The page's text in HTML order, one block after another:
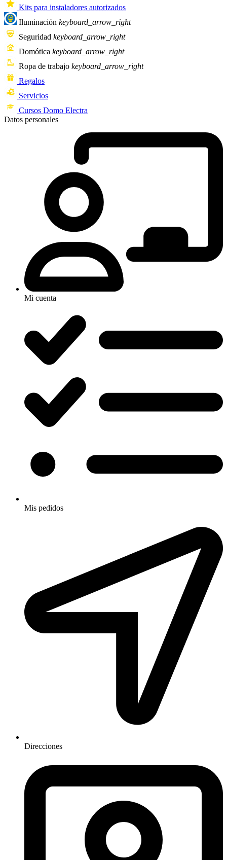
Kits para instaladores autorizados
Iluminación keyboard_arrow_right
Seguridad keyboard_arrow_right
Domótica keyboard_arrow_right
Ropa de trabajo keyboard_arrow_right
Regalos
Servicios
Cursos Domo Electra
Datos personales
Mi cuenta
Mis pedidos
Direcciones